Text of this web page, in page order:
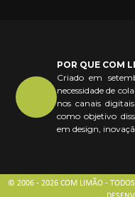
POR QUE COM
Criado em
necessidade de
nos canais
como objetivo
em design,
© 2006 - 2026 COM LIMÃO - TODOS